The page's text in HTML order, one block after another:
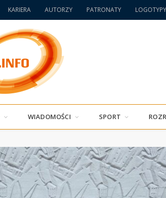
KARIERA AUTORZY PATRONATY
WIADOMOŚCI SPORT